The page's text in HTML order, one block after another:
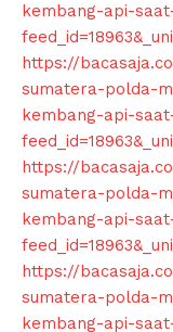
kembang-api-
https://
sumatera-polda-
kembang-api-
https://
sumatera-polda-
kembang-api-
https://
sumatera-polda-
kembang-api-